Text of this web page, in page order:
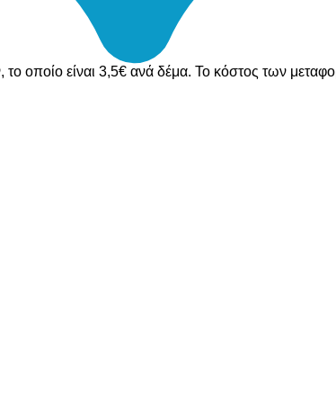
οποίο είναι 3,5€ ανά δέμα. Το κόστος των